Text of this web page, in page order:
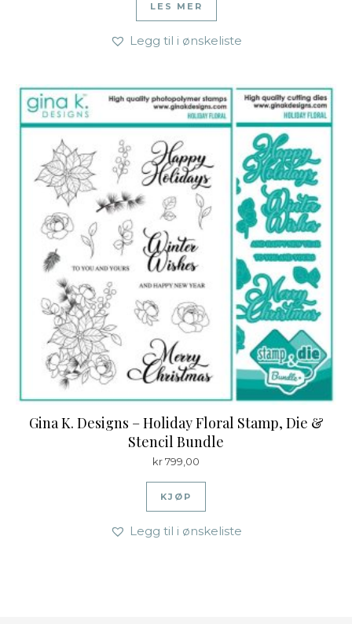
LES MER
Legg til i ønskeliste
Gina K. Designs – Holiday Floral Stamp, Die &
Stencil Bundle
kr799,00
KJØP
Legg til i ønskeliste